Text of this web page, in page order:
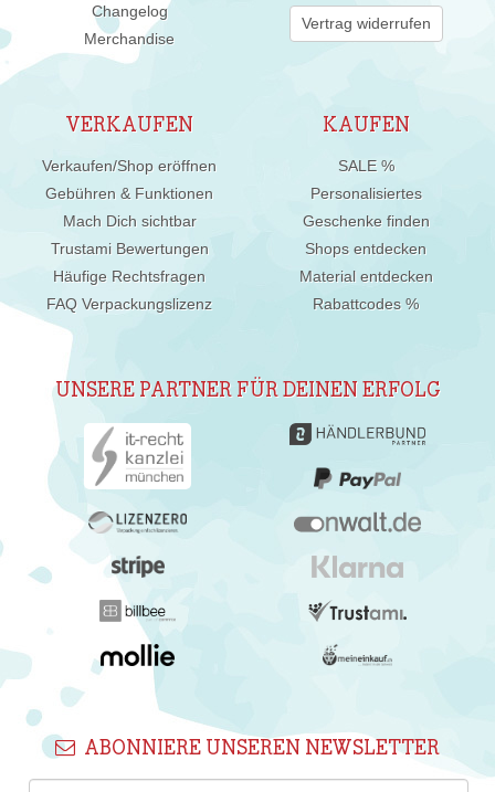
Changelog
Merchandise
Vertrag widerrufen
VERKAUFEN
Verkaufen/Shop eröffnen
Gebühren & Funktionen
Mach Dich sichtbar
Trustami Bewertungen
Häufige Rechtsfragen
FAQ Verpackungslizenz
KAUFEN
SALE %
Personalisiertes
Geschenke finden
Shops entdecken
Material entdecken
Rabattcodes %
UNSERE PARTNER FÜR DEINEN ERFOLG
ABONNIERE UNSEREN NEWSLETTER